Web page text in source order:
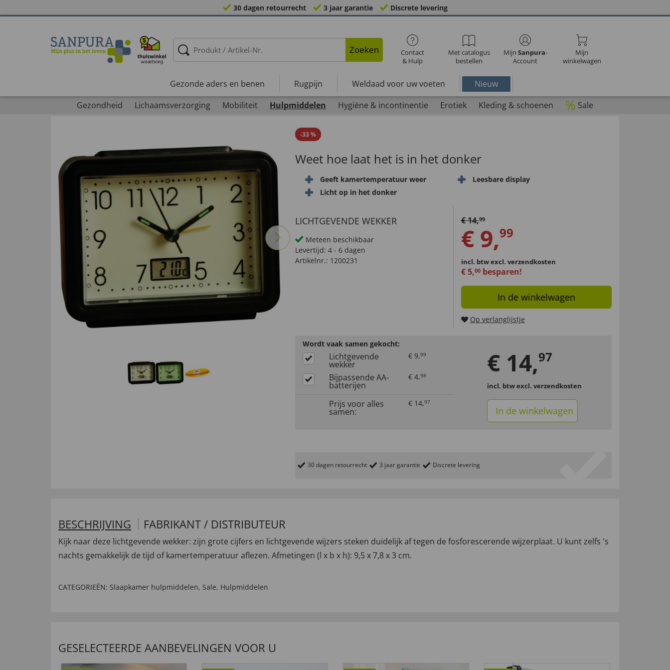
30 dagen retourrecht 3 jaar garantie Discrete levering
Zoeken
Contact
& Hulp
Met catalogus
bestellen
Mijn Sanpura-
Account
Mijn
winkelwagen
Gezonde aders en benen Rugpijn Weldaad voor uw voeten
Nieuw
Gezondheid
Lichaamsverzorging Mobiliteit Hulpmiddelen Hygiëne & incontinentie Erotiek Kleding & schoenen % Sale
-33%
Weet hoe laat het is in het donker
Geeft kamertemperatuur weer
Licht op in het donker
Leesbare display
LICHTGEVENDE WEKKER
Meteen beschikbaar
Levertijd: 4 - 6 dagen
Artikelnr.: 1200231
€14,99
€ 9,99
incl. btwexcl. verzendkosten
€5,00besparen!
In de winkelwagen
Op verlanglijstje
Wordt vaak samen gekocht:
Lichtgevende
wekker
€ 9,99
Bijpassende AA-
batterijen
€ 4,98
Prijs voor alles
samen:
€ 14,97
€ 14,97
incl. btwexcl. verzendkosten
In de winkelwagen
30 dagen retourrecht 3 jaar garantie Discrete levering
BESCHRIJVING FABRIKANT / DISTRIBUTEUR
Kijk naar deze lichtgevende wekker: zijn grote cijfers en lichtgevende wijzers steken duidelijk af tegen de fosforescerende wijzerplaat. U kunt zelfs 's
nachts gemakkelijk de tijd of kamertemperatuur aflezen. Afmetingen (l x b x h): 9,5 x 7,8 x 3 cm.
CATEGORIEËN: Slaapkamer hulpmiddelen, Sale, Hulpmiddelen
GESELECTEERDE AANBEVELINGEN VOOR U